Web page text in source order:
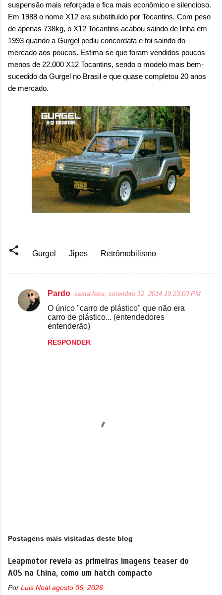
suspensão mais reforçada e fica mais econômico e silencioso.
Em 1988 o nome X12 era substituído por Tocantins. Com peso
de apenas 738kg, o X12 Tocantins acabou saindo de linha em
1993 quando a Gurgel pediu concordata e foi saindo do
mercado aos poucos. Estima-se que foram vendidos poucos
menos de 22.000 X12 Tocantins, sendo o modelo mais bem-
sucedido da Gurgel no Brasil e que quase completou 20 anos
de mercado.
Gurgel Jipes Retrômobilismo
C
Pardo sexta-feira, setembro 12, 2014 10:23:00 PM
O único "carro de plástico" que não era
carro de plástico... (entendedores
entenderão)
RESPONDER
t
r
u
m
c
Postagens mais visitadas deste blog
Leapmotor revela as primeiras imagens teaser do
A05 na China, como um hatch compacto
Por Luis Noal agosto 06, 2026